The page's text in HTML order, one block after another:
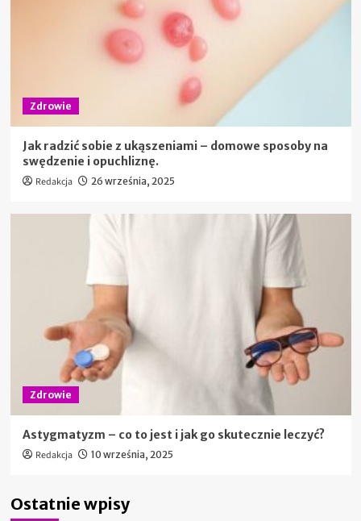
Zdrowie
Jak radzić sobie z ukąszeniami – domowe sposoby na
swędzenie i opuchliznę.
Redakcja 26 września, 2025
Zdrowie
Astygmatyzm – co to jest i jak go skutecznie leczyć?
Redakcja 10 września, 2025
Ostatnie wpisy